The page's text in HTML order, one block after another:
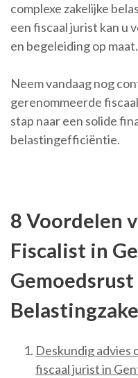
complexe zakelijke
een fiscaal jurist kan u
en begeleiding op maat.
Neem vandaag nog
gerenommeerde
stap naar een solide
belastingefficiëntie.
8 Voordelen
Fiscalist in
Deskundig advies
fiscaal jurist in